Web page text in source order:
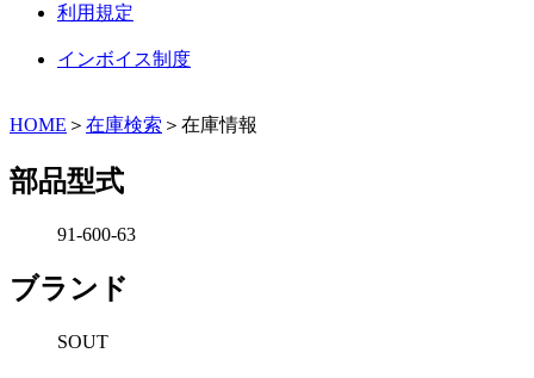
利用規定
インボイス制度
HOME ＞ 在庫検索 ＞在庫情報
部品型式
91-600-63
ブランド
SOUT